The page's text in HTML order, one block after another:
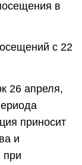
в
с 22
26 апреля,
приносит
и
при